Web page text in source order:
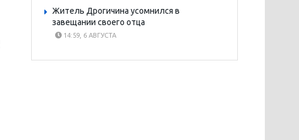
Житель Дрогичина усомнился в
завещании своего отца
14:59, 6 АВГУСТА